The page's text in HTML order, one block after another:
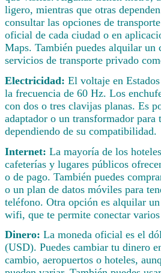
ligero, mientras que otras
consultar las opciones de
oficial de cada ciudad o en
Maps. También puedes alquilar un
servicios de transporte privado
Electricidad: El voltaje en
la frecuencia de 60 Hz. Los
con dos o tres clavijas planas. Es
adaptador o un transformador para
dependiendo de su compatibilidad.
Internet: La mayoría de los
cafeterías y lugares públicos
o de pago. También puedes
o un plan de datos móviles para
teléfono. Otra opción es alquilar
wifi, que te permite conectar
Dinero: La moneda oficial es el
(USD). Puedes cambiar tu dinero
cambio, aeropuertos o hoteles,